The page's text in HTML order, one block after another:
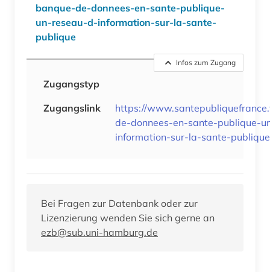
banque-de-donnees-en-sante-publique-
un-reseau-d-information-sur-la-sante-
publique
Infos zum Zugang
Zugangstyp
Zugangslink
https://
de-donnees-en-sante-publique-
information-sur-la-sante-publique
Bei Fragen zur Datenbank oder zur
Lizenzierung wenden Sie sich gerne an
ezb@sub.uni-hamburg.de